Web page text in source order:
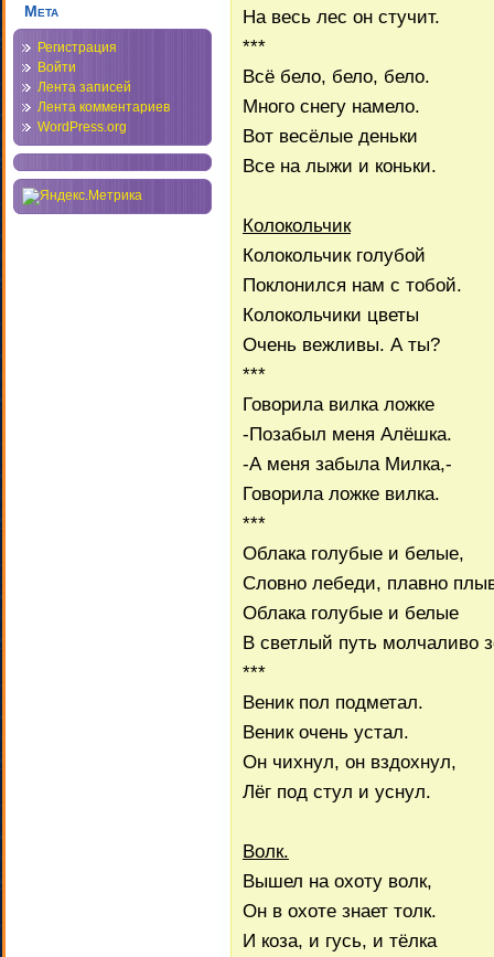
Мета
Регистрация
Войти
Лента записей
Лента комментариев
WordPress.org
На весь лес он стучит.
***
Всё бело, бело, бело.
Много снегу намело.
Вот весёлые деньки
Все на лыжи и коньки.
Колокольчик
Колокольчик голубой
Поклонился нам с тобой.
Колокольчики цветы
Очень вежливы. А ты?
***
Говорила вилка ложке
-Позабыл меня Алёшка.
-А меня забыла Милка,-
Говорила ложке вилка.
***
Облака голубые и белые,
Словно лебеди, плавно
Облака голубые и белые
В светлый путь молчаливо
***
Веник пол подметал.
Веник очень устал.
Он чихнул, он вздохнул,
Лёг под стул и уснул.
Волк.
Вышел на охоту волк,
Он в охоте знает толк.
И коза, и гусь, и тёлка